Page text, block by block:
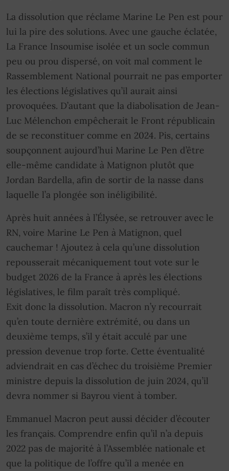
La dissolution que réclame Marine Le Pen est pour
lui la pire des solutions. Avec une gauche éclatée,
La France Insoumise isolée et un socle commun
peu ou prou dispersé, on voit mal comment le
Rassemblement National pourrait ne pas emporter
les élections législatives qu’il aurait ainsi
provoquées. D’autant que la diabolisation de Jean-
Luc Mélenchon empêcherait le Front républicain
de se reconstituer comme en 2024. Pis, certains
soupçonnent aujourd’hui Marine Le Pen d’être
elle-même candidate à Matignon plutôt que
Jordan Bardella, afin de sortir de la nasse dans
laquelle l’a plongée son inéligibilité.
Après huit années à l’Élysée, se retrouver avec le
RN, voire Marine Le Pen à Matignon, quel
cauchemar ! Ajoutez à cela qu’une dissolution
repousserait mécaniquement tout vote sur le
budget 2026 de la France à après les élections
législatives, le film paraît très compliqué.
Exit donc la dissolution. Macron n’y recourrait
qu’en toute dernière extrémité, ou dans un
deuxième temps, s’il y était acculé par une
pression devenue trop forte. Cette éventualité
adviendrait en cas d’échec du troisième Premier
ministre depuis la dissolution de juin 2024, qu’il
devra nommer si Bayrou vient à tomber.
Emmanuel Macron peut aussi décider d’écouter
les français. Comprendre enfin qu’il n’a depuis
2022 pas de majorité à l’Assemblée nationale et
que la politique de l’offre qu’il a menée en